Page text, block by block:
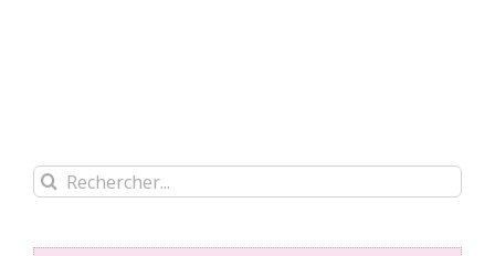
Rechercher: